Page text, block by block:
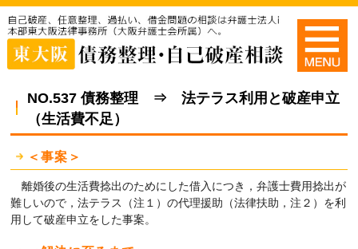
NO.537 債務整理 ⇒ 法テラス利用と破産申立
（生活費不足）
＜事案＞
離婚後の生活費捻出のためにした借入につき，弁護士費用捻出が
難しいので，法テラス（注１）の代理援助（法律扶助，注２）を利
用して破産申立をした事案。